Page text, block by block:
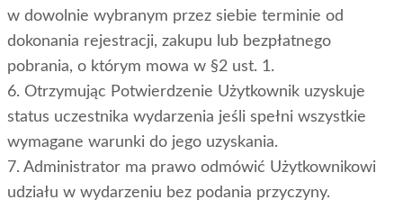
w dowolnie wybranym przez siebie terminie od
dokonania rejestracji, zakupu lub bezpłatnego
pobrania, o którym mowa w §2 ust. 1.
6. Otrzymując Potwierdzenie Użytkownik uzyskuje
status uczestnika wydarzenia jeśli spełni wszystkie
wymagane warunki do jego uzyskania.
7. Administrator ma prawo odmówić Użytkownikowi
udziału w wydarzeniu bez podania przyczyny.